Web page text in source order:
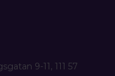
9-11, 111 57